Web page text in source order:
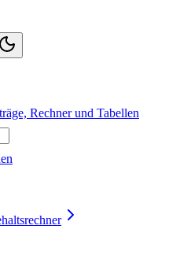
Rechner und Tabellen